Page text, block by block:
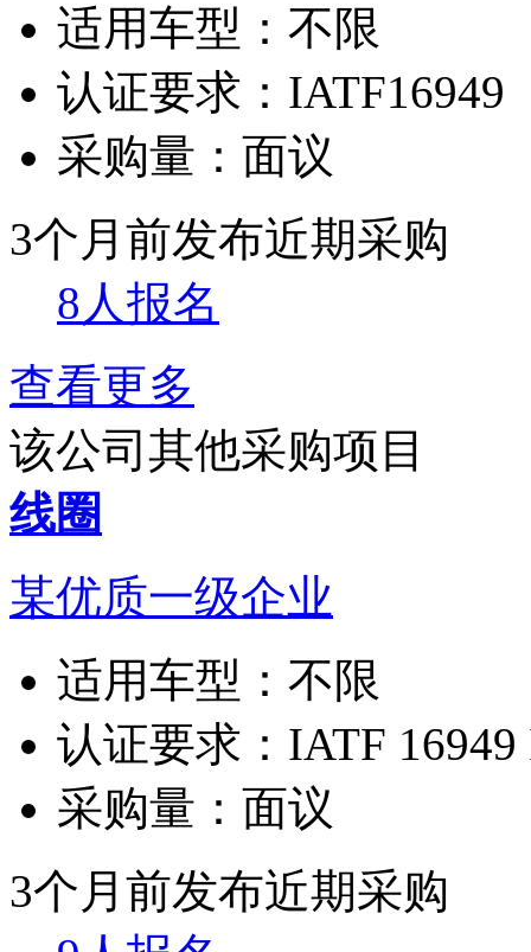
适用车型： 不限
认证要求： IATF16949
采购量： 面议
3个月前发布近期采购
8人报名
查看更多
该公司其他采购项目
线圈
某优质一级企业
适用车型： 不限
认证要求： IATF 16949
采购量： 面议
3个月前发布近期采购